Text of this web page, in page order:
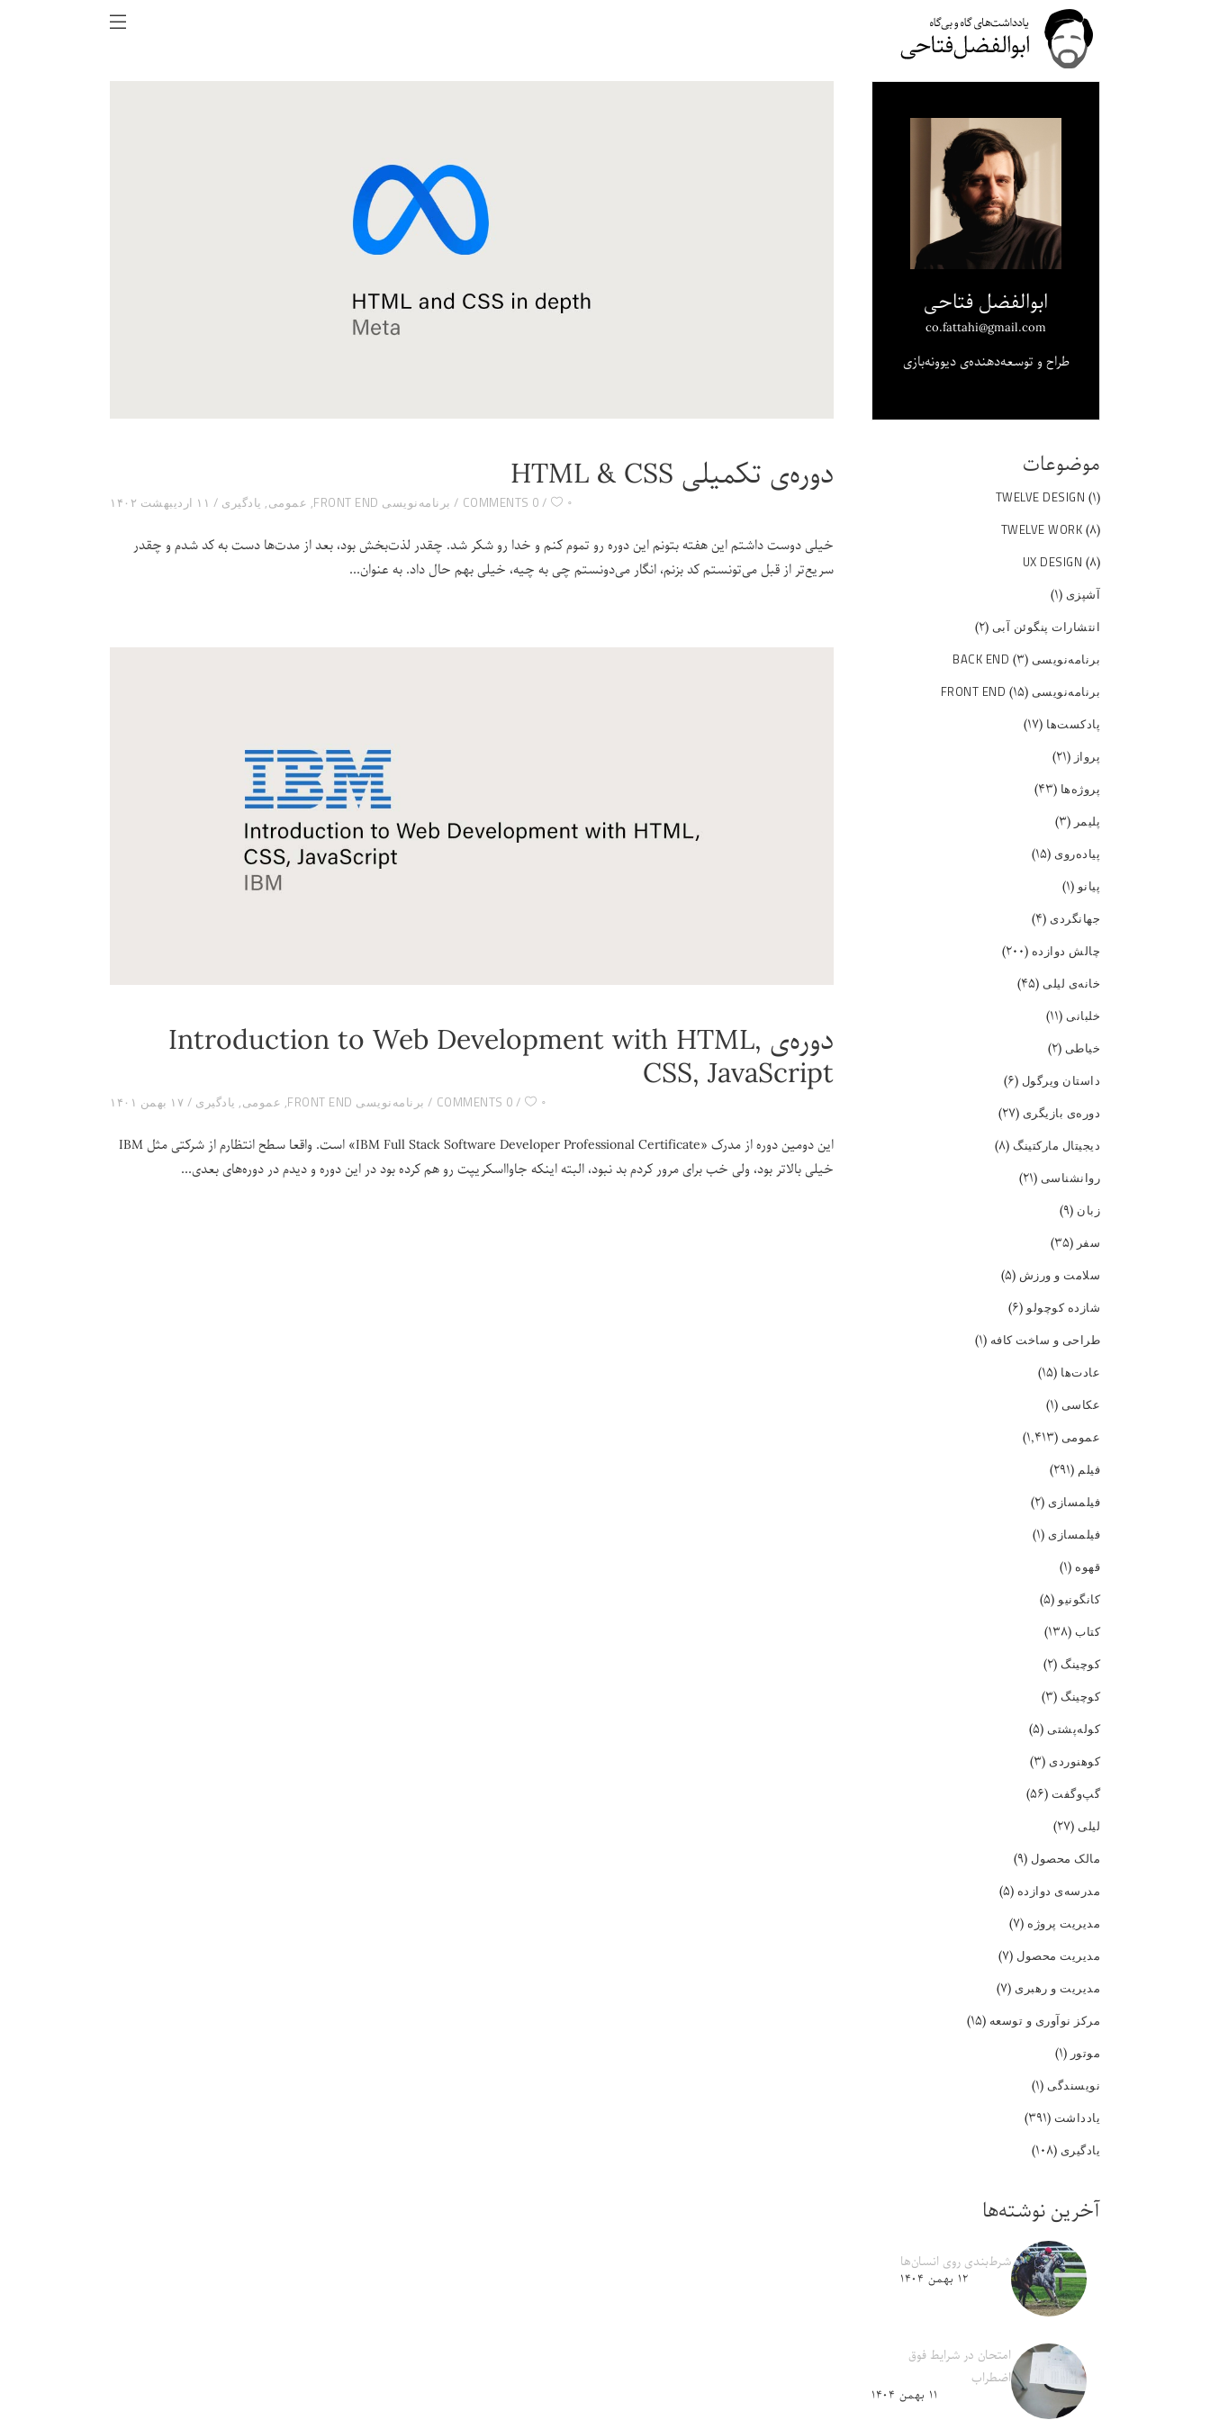
دوره‌ی تکمیلی HTML & CSS
۱۱ اردیبهشت ۱۴۰۲ برنامه‌نویسی FRONT END , عمومی, یادگیری 0 COMMENTS ۰
خیلی دوست داشتم این هفته بتونم این دوره رو تموم کنم و خدا رو شکر شد. چقدر لذت‌بخش بود، بعد از مدت‌ها دست به کد شدم و چقدر
سریع‌تر از قبل می‌تونستم کد بزنم، انگار می‌دونستم چی به چیه، خیلی بهم حال داد. به عنوان
دوره‌ی Introduction to Web Development with HTML,
CSS, JavaScript
۱۷ بهمن ۱۴۰۱ برنامه‌نویسی FRONT END , عمومی, یادگیری 0 COMMENTS ۰
این دومین دوره از مدرک «IBM Full Stack Software Developer Professional Certificate» است. واقعا سطح انتظارم از شرکتی مثل IBM
خیلی بالاتر بود، ولی خب برای مرور کردم بد نبود، البته اینکه جاوااسکریپت رو هم کرده بود در این دوره و دیدم در دوره‌های بعدی
ابوالفضل فتاحی
co.fattahi@gmail.com
طراح و توسعه‌دهنده‌ی دیوونه‌بازی
موضوعات
TWELVE DESIGN (۱)
TWELVE WORK (۸)
UX DESIGN (۸)
آشپزی (۱)
انتشارات پنگوئن آبی (۲)
برنامه‌نویسی BACK END (۳)
برنامه‌نویسی FRONT END (۱۵)
پادکست‌ها (۱۷)
پرواز(۲۱)
پروژه‌ها (۴۳)
پلیمر(۳)
پیاده‌روی (۱۵)
پیانو(۱)
جهانگردی (۴)
چالش دوازده (۲۰۰)
خانه‌ی لیلی (۴۵)
خلبانی (۱۱)
خیاطی (۲)
داستان ویرگول (۶)
دوره‌ی بازیگری (۲۷)
دیجیتال مارکتینگ (۸)
روانشناسی (۲۱)
زبان (۹)
سفر(۳۵)
سلامت و ورزش (۵)
شازده کوچولو(۶)
طراحی و ساخت کافه (۱)
عادت‌ها (۱۵)
عکاسی (۱)
عمومی (۱,۴۱۳)
فیلم (۲۹۱)
فیلمسازی (۲)
فیلمسازی (۱)
قهوه (۱)
کانگونیو(۵)
کتاب (۱۳۸)
کوچینگ (۲)
کوچینگ (۳)
کوله‌پشتی (۵)
کوهنوردی (۳)
گپ‌و‌گفت (۵۶)
لیلی (۲۷)
مالک محصول (۹)
مدرسه‌ی دوازده (۵)
مدیریت پروژه (۷)
مدیریت محصول (۷)
مدیریت و رهبری (۷)
مرکز نوآوری و توسعه (۱۵)
موتور(۱)
نویسندگی (۱)
یادداشت (۳۹۱)
یادگیری (۱۰۸)
آخرین نوشته‌ها
شرط‌بندی روی انسان‌ها
۱۲ بهمن ۱۴۰۴
امتحان در شرایط فوق
اضطراب
۱۱ بهمن ۱۴۰۴